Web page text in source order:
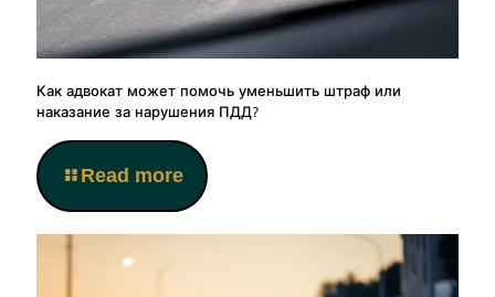
Как адвокат может помочь уменьшить штраф или
наказание за нарушения ПДД?
Read more